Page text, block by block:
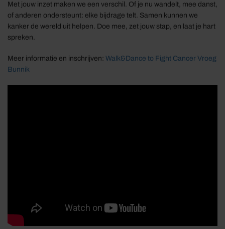
Met jouw inzet maken we een verschil. Of je nu wandelt, mee danst,
of anderen ondersteunt: elke bijdrage telt. Samen kunnen we
kanker de wereld uit helpen. Doe mee, zet jouw stap, en laat je hart
spreken.
Meer informatie en inschrijven: Walk&Dance to Fight Cancer Vroeg
Bunnik